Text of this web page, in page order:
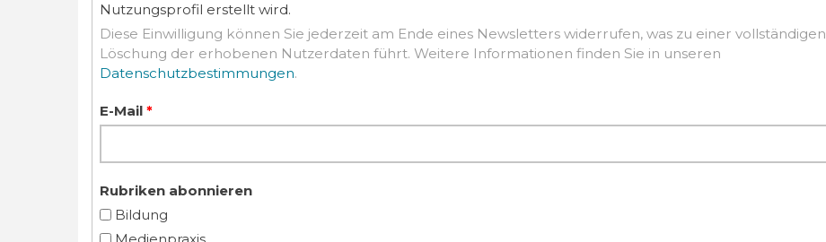
Nutzungsprofil erstellt wird.
Diese Einwilligung können Sie jederzeit am Ende eines Newsletters widerrufen, was zu einer vollständigen
Löschung der erhobenen Nutzerdaten führt. Weitere Informationen finden Sie in unseren
Datenschutzbestimmungen.
E-Mail *
Rubriken abonnieren
Bildung